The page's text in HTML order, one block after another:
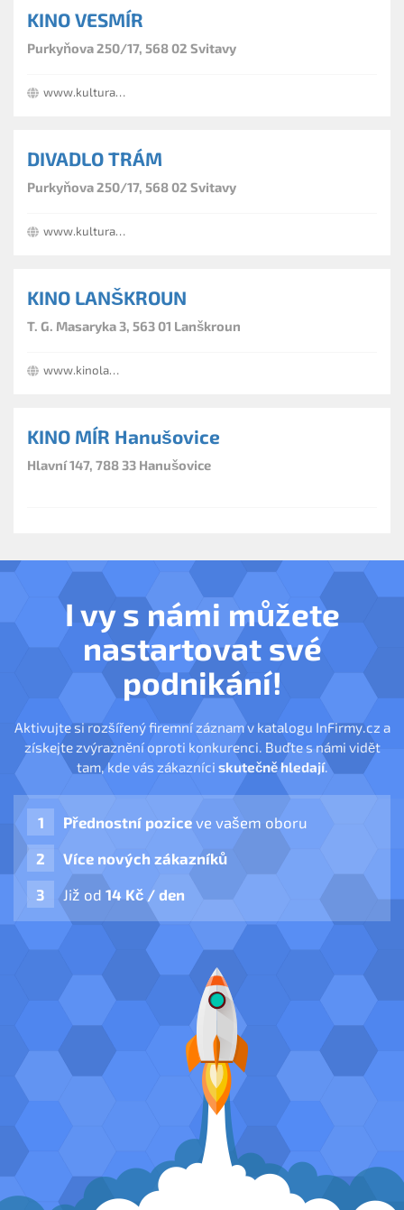
KINO VESMÍR
Purkyňova 250/17, 568 02 Svitavy
www.kultura-svitavy.cz
DIVADLO TRÁM
Purkyňova 250/17, 568 02 Svitavy
www.kultura-svitavy.cz
KINO LANŠKROUN
T. G. Masaryka 3, 563 01 Lanškroun
www.kinolanskroun.cz
KINO MÍR Hanušovice
Hlavní 147, 788 33 Hanušovice
I vy s námi můžete
nastartovat své
podnikání!
Aktivujte si rozšířený firemní záznam v katalogu InFirmy.cz a
získejte zvýraznění oproti konkurenci. Buďte s námi vidět
tam, kde vás zákazníci skutečně hledají.
Přednostní pozice ve vašem oboru
Více nových zákazníků
Již od 14 Kč / den